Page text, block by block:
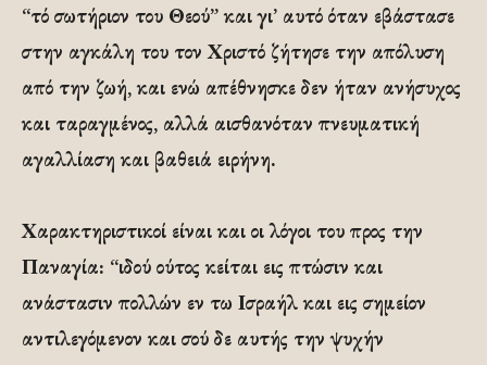
“τό σωτήριον του Θεού” και γι’ αυτό όταν εβάστασε
στην αγκάλη του τον Χριστό ζήτησε την απόλυση
από την ζωή, και ενώ απέθνησκε δεν ήταν ανήσυχος
και ταραγμένος, αλλά αισθανόταν πνευματική
αγαλλίαση και βαθειά ειρήνη.
Χαρακτηριστικοί είναι και οι λόγοι του προς την
Παναγία: “ιδού ούτος κείται εις πτώσιν και
ανάστασιν πολλών εν τω Ισραήλ και εις σημείον
αντιλεγόμενον και σού δε αυτής την ψυχήν